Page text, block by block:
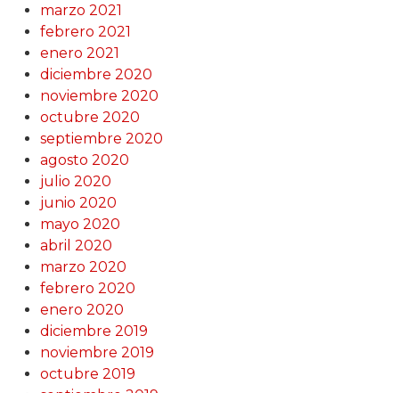
marzo 2021
febrero 2021
enero 2021
diciembre 2020
noviembre 2020
octubre 2020
septiembre 2020
agosto 2020
julio 2020
junio 2020
mayo 2020
abril 2020
marzo 2020
febrero 2020
enero 2020
diciembre 2019
noviembre 2019
octubre 2019